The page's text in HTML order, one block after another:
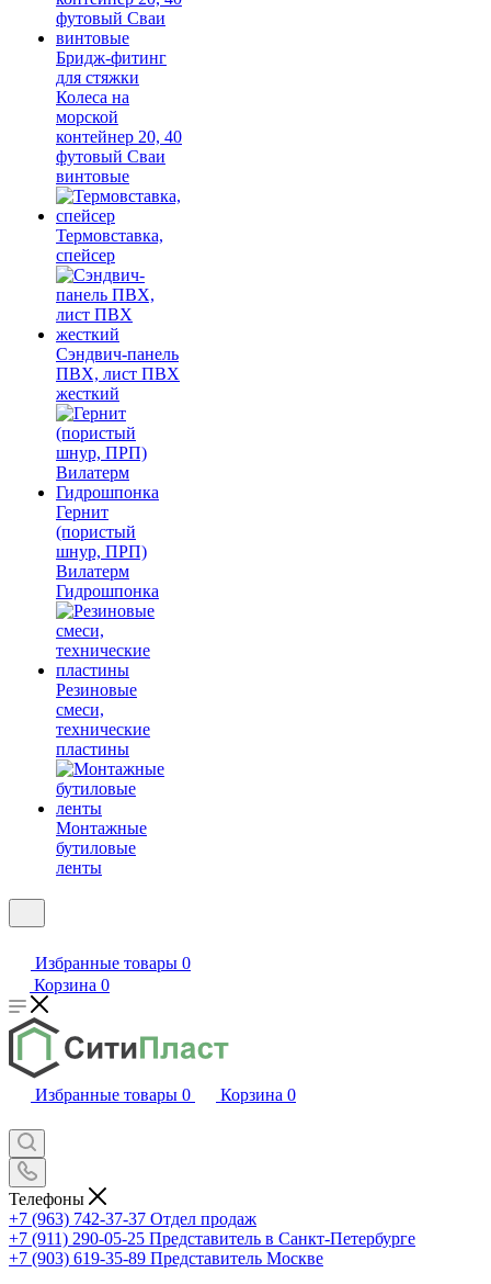
Бридж-фитинг
для стяжки
Колеса на
морской
контейнер 20, 40
футовый Сваи
винтовые
Термовставка,
спейсер
Сэндвич-панель
ПВХ, лист ПВХ
жесткий
Гернит
(пористый
шнур, ПРП)
Вилатерм
Гидрошпонка
Резиновые
смеси,
технические
пластины
Монтажные
бутиловые
ленты
Избранные товары 0
Корзина 0
Избранные товары 0 Корзина 0
Телефоны
+7 (963) 742-37-37 Отдел продаж
+7 (911) 290-05-25 Представитель в Санкт-Петербурге
+7 (903) 619-35-89 Представитель Москве